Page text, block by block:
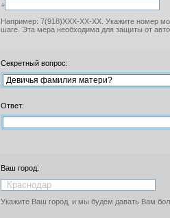
+
Например: 7(918)XXX-XX-XX. Укажите номер
шаге. Эта мера необходима для защиты от
Секретный вопрос:
Ответ:
Ваш город:
Укажите Ваш город, и мы будем давать Вам